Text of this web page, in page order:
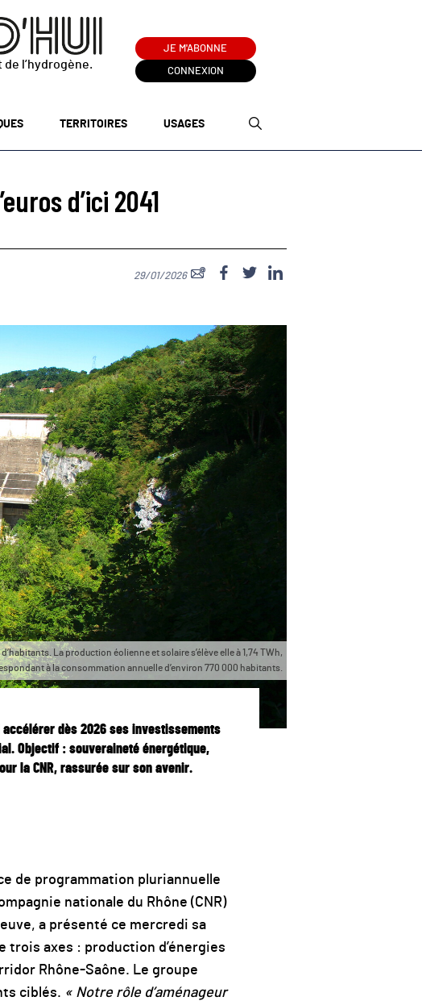
de l’hydrogène.
JE M'ABONNE
CONNEXION
TERRITOIRES USAGES
d’ici 2041
29/01/2026
La production éolienne et solaire s’élève elle à 1,74 TWh,
à la consommation annuelle d’environ 770 000 habitants.
accélérer dès 2026 ses investissements
Objectif : souveraineté énergétique,
la CNR, rassurée sur son avenir.
de programmation pluriannuelle
nationale du Rhône (CNR)
a présenté ce mercredi sa
trois axes : production d’énergies
Rhône-Saône. Le groupe
ciblés. « Notre rôle d’aménageur